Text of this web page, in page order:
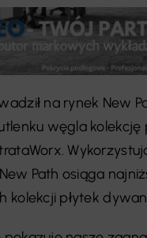
na rynek New
węgla
Path osiąga
kolekcji płytek